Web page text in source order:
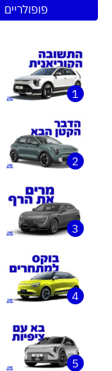
פופולריים
1
2
3
4
5